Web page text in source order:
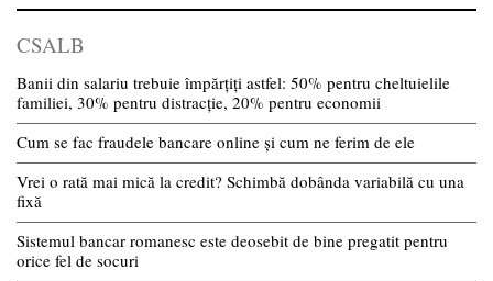
CSALB
Banii din salariu trebuie împărțiți astfel: 50% pentru cheltuielile
familiei, 30% pentru distracție, 20% pentru economii
Cum se fac fraudele bancare online și cum ne ferim de ele
Vrei o rată mai mică la credit? Schimbă dobânda variabilă cu una
fixă
Sistemul bancar romanesc este deosebit de bine pregatit pentru
orice fel de socuri